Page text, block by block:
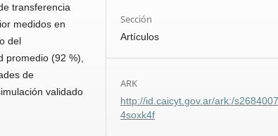
transferencia
medidos en
del
promedio (92 %),
de
validado
Sección
Artículos
ARK
http://id.caicyt.gov.ar/ark:/
4soxk4f